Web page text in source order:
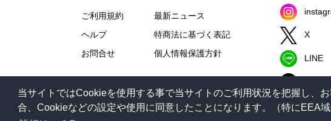
当サイトではCookieを使用する事で当サイトのご利用状況を把握し、
合、Cookieなどの設定や使用に同意したことになります。（特にEEA
ご利用規約
ヘルプ
お問合せ
最新ニュース
特商法に基づく表記
個人情報保護方針
X
LINE